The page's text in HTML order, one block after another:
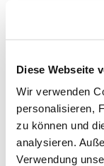
Diese Webseite
Wir verwenden
personalisieren,
zu können und
analysieren.
Verwendung